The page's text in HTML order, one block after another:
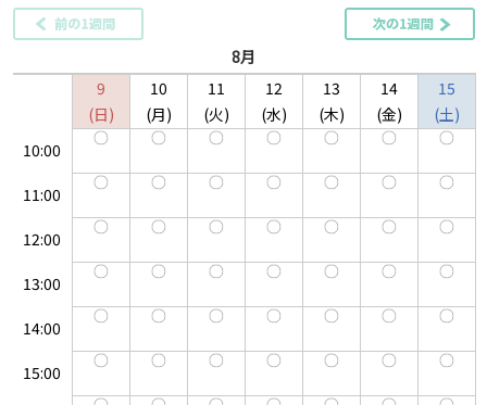
8月
9
10 11 12 13 14
15
日
月 火 水 木 金
土
10:00
11:00
12:00
13:00
14:00
15:00